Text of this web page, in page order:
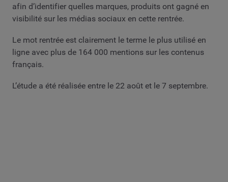
afin d’identifier quelles marques, produits ont gagné en
visibilité sur les médias sociaux en cette rentrée.
Le mot rentrée est clairement le terme le plus utilisé en
ligne avec plus de 164 000 mentions sur les contenus
français.
L’étude a été réalisée entre le 22 août et le 7 septembre.